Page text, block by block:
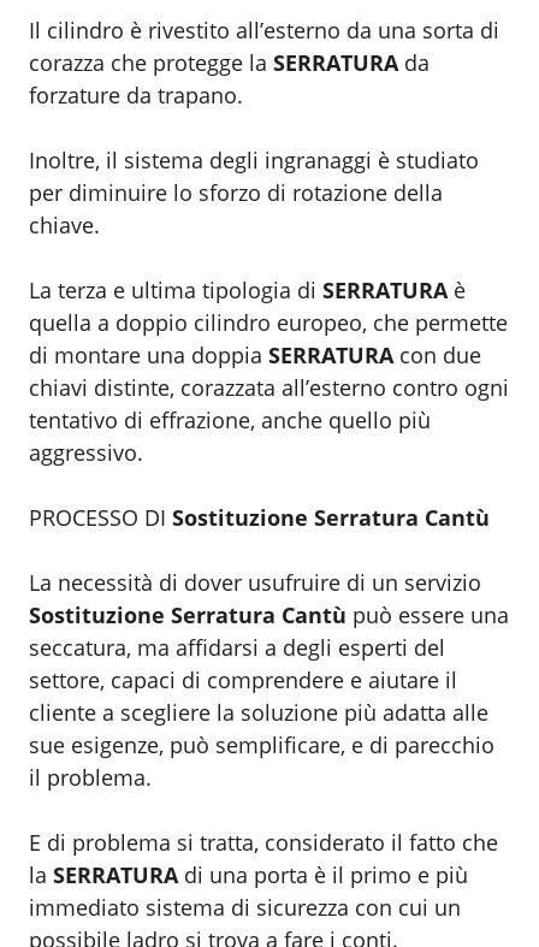
Il cilindro è rivestito all’esterno da una sorta di
corazza che protegge la SERRATURAda
forzature da trapano.
Inoltre, il sistema degli ingranaggi è studiato
per diminuire lo sforzo di rotazione della
chiave.
La terza e ultima tipologia di SERRATURAè
quella a doppio cilindro europeo, che permette
di montare una doppia SERRATURAcon due
chiavi distinte, corazzata all’esterno contro ogni
tentativo di effrazione, anche quello più
aggressivo.
PROCESSO DI Sostituzione Serratura Cantù
La necessità di dover usufruire di un servizio
Sostituzione Serratura Cantù può essere una
seccatura, ma affidarsi a degli esperti del
settore, capaci di comprendere e aiutare il
cliente a scegliere la soluzione più adatta alle
sue esigenze, può semplificare, e di parecchio
il problema.
E di problema si tratta, considerato il fatto che
la SERRATURAdi una porta è il primo e più
immediato sistema di sicurezza con cui un
possibile ladro si trova a fare i conti.